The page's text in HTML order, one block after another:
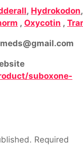
, Hydrokodon
, Oxycotin ,
suboxone-
Required